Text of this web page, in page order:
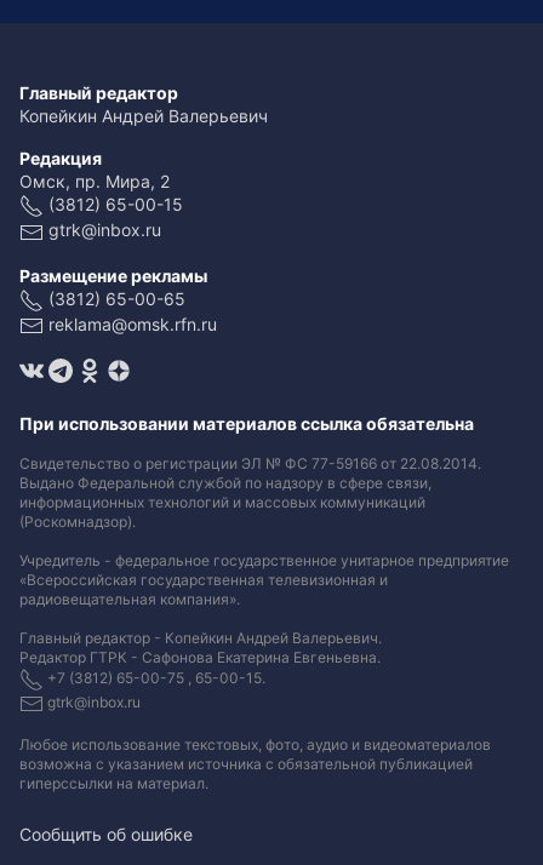
Главный редактор
Копейкин Андрей Валерьевич
Редакция
Омск, пр. Мира, 2
(3812) 65-00-15
gtrk@inbox.ru
Размещение рекламы
(3812) 65-00-65
reklama@omsk.rfn.ru
При использовании материалов ссылка обязательна
Свидетельство о регистрации ЭЛ № ФС 77-59166 от 22.08.2014.
Выдано Федеральной службой по надзору в сфере связи,
информационных технологий и массовых коммуникаций
(Роскомнадзор).
Учредитель - федеральное государственное унитарное предприятие
«Всероссийская государственная телевизионная и
радиовещательная компания».
Главный редактор - Копейкин Андрей Валерьевич.
Редактор ГТРК - Сафонова Екатерина Евгеньевна.
+7 (3812) 65-00-75 , 65-00-15.
gtrk@inbox.ru
Любое использование текстовых, фото, аудио и видеоматериалов
возможна с указанием источника с обязательной публикацией
гиперссылки на материал.
Сообщить об ошибке